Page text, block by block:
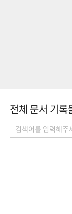
숫자
전체 문서 기록